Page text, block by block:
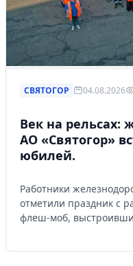
СВЯТОГОР 04.08.2026
Век на рельсах:
АО «Святогор»
юбилей.
Работники
отметили праздник с
флеш-моб,